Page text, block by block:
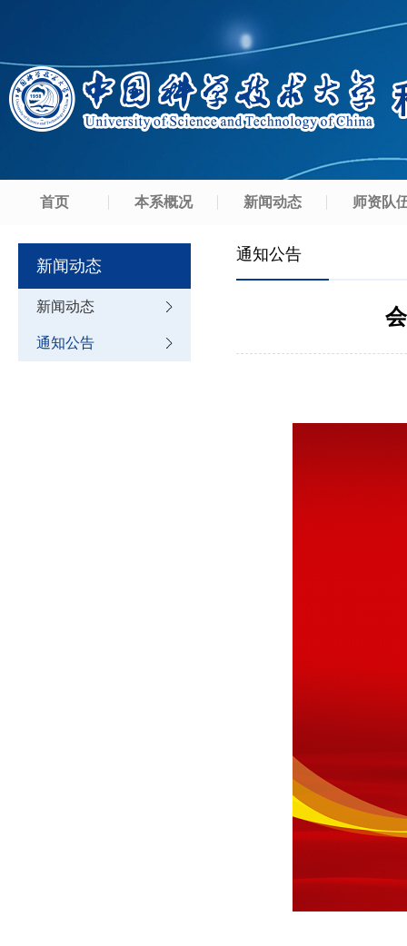
首页 本系概况 新闻动态 师资队
新闻动态
新闻动态
通知公告
通知公告